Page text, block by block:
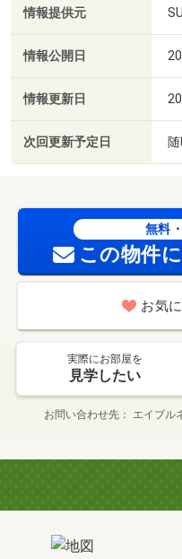
情報提供元
情報公開日
情報更新日
次回更新予定日
無料
この物件
お気
実際にお部屋を
見学したい
お問い合わせ先 エイブル